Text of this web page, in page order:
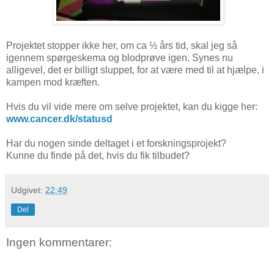
Projektet stopper ikke her, om ca ½ års tid, skal jeg så
igennem spørgeskema og blodprøve igen. Synes nu
alligevel, det er billigt sluppet, for at være med til at hjælpe, i
kampen mod kræften.
Hvis du vil vide mere om selve projektet, kan du kigge her:
www.cancer.dk/statusd
Har du nogen sinde deltaget i et forskningsprojekt?
Kunne du finde på det, hvis du fik tilbudet?
Udgivet: 22:49
Del
Ingen kommentarer: